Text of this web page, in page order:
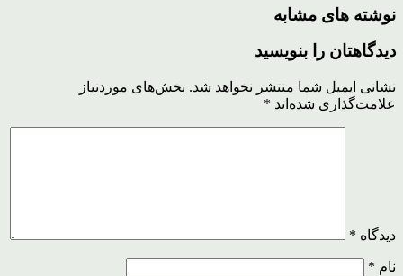
نوشته های مشابه
دیدگاهتان را بنویسید
نشانی ایمیل شما منتشر نخواهد شد. بخش‌های موردنیاز
علامت‌گذاری شده‌اند *
دیدگاه *
نام *